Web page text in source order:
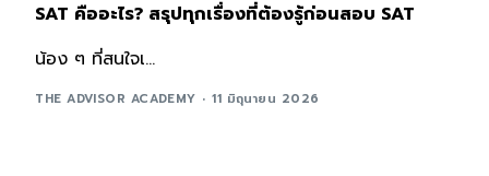
SAT คืออะไร? สรุปทุกเรื่องที่ต้องรู้ก่อนสอบ SAT
น้อง ๆ ที่สนใจเ...
THE ADVISOR ACADEMY 11 มิถุนายน 2026